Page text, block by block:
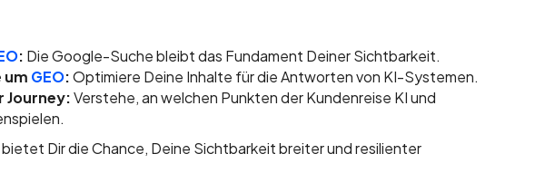
: Die Google-Suche bleibt das Fundament Deiner Sichtbarkeit.
um GEO:Optimiere Deine Inhalte für die Antworten von KI-Systemen.
Journey:Verstehe, an welchen Punkten der Kundenreise KI und
Dir die Chance, Deine Sichtbarkeit breiter und resilienter